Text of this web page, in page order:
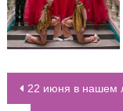
НАВИГАЦИЯ ПО
22 июня в нашем